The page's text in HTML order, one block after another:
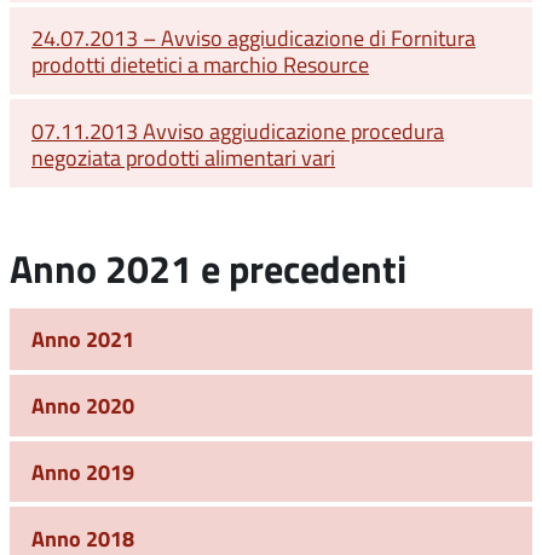
24.07.2013 – Avviso aggiudicazione di Fornitura
prodotti dietetici a marchio Resource
07.11.2013 Avviso aggiudicazione procedura
negoziata prodotti alimentari vari
Anno 2021 e precedenti
Anno 2021
Anno 2020
Anno 2019
Anno 2018